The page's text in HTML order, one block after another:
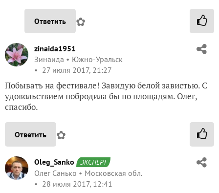
Ответить ✿
zinaida1951
Зинаида
Южно-Уральск
27 июля 2017, 21:27
Побывать на фестивале! Завидую белой завистью. С
удовольствием побродила бы по площадям. Олег,
спасибо.
Ответить ✿
Oleg_Sanko ЭКСПЕРТ
Олег Санько
Московская обл.
28 июля 2017, 12:41